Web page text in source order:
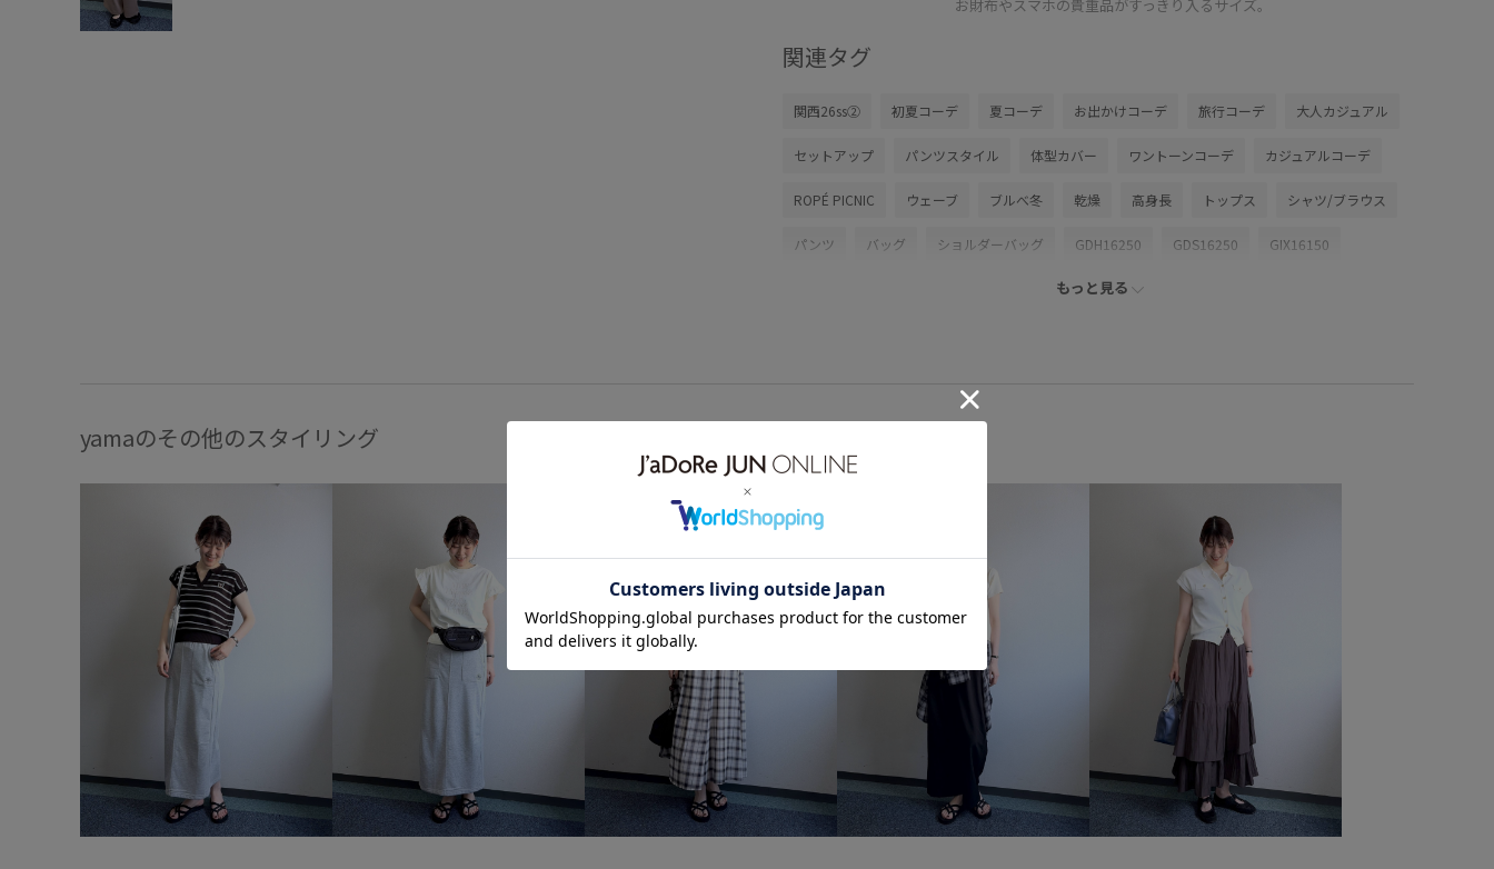
お財布やスマホの貴重品がすっきり入るサイズ。
関連タグ
関西26ss② 初夏コーデ 夏コーデ お出かけコーデ 旅行コーデ 大人カジュアル
セットアップ パンツスタイル 体型カバー ワントーンコーデ カジュアルコーデ
ROPÉ PICNIC ウェーブ ブルべ冬 乾燥 高身長 トップス シャツ/ブラウス
パンツ バッグ ショルダーバッグ GDH16250 GDS16250 GIX16150
26SS15 26SS20
シボ感 シャツ シャツワンピース
セット
フェイクレザー
ミニマル レモン ワンショルダー 優秀アイテム
差し色 形がかわいい 接触冷感 長財布
もっと見る
yamaのその他のスタイリング